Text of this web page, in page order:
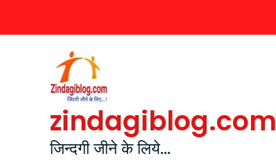
zindagiblog.com
जिन्दगी जीने के लिये...